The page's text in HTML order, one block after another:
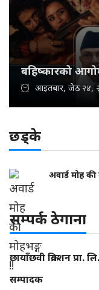
बहिष्कारको
आइतबार, जेठ २४,
छड्के
अवार्ड मोह
सम्पर्क ठेगाना
छायाँछवी क्रियशन प्रा. लि.
सम्पादक